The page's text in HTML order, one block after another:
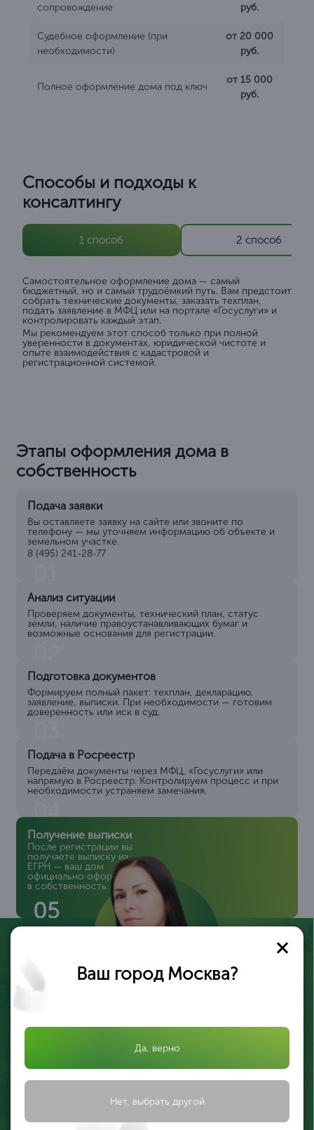
сопровождение
руб.
Судебное оформление (при
необходимости)
от 20 000
руб.
Полное оформление дома под ключ
от 15 000
руб.
Способы и подходы к
консалтингу
1 способ 2 способ
Самостоятельное оформление дома — самый
бюджетный, но и самый трудоёмкий путь. Вам предстоит
собрать технические документы, заказать техплан,
подать заявление в МФЦ или на портале «Госуслуги» и
контролировать каждый этап.
Мы рекомендуем этот способ только при полной
уверенности в документах, юридической чистоте и
опыте взаимодействия с кадастровой и
регистрационной системой.
Этапы оформления дома в
собственность
Подача заявки
Вы оставляете заявку на сайте или звоните по
телефону — мы уточняем информацию об объекте и
земельном участке.
8 (495) 241-28-77
Анализ ситуации
Проверяем документы, технический план, статус
земли, наличие правоустанавливающих бумаг и
возможные основания для регистрации.
Подготовка документов
Формируем полный пакет: техплан, декларацию,
заявление, выписки. При необходимости — готовим
доверенность или иск в суд.
Подача в Росреестр
Передаём документы через МФЦ, «Госуслуги» или
напрямую в Росреестр. Контролируем процесс и при
необходимости устраняем замечания.
04
Получение выписки
После регистрации вы
получаете выписку из
ЕГРН — ваш дом
официально оформлен
в собственность.
05
Валерия Иликеева
Эксперт по недвижимости
Оставьте заявку, и я помогу вам оформить дом в
собственность быстро, законно и без лишних хлопот
Подать заявку
Ваш город Москва?
Да, верно
Нет, выбрать другой